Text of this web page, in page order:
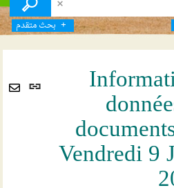
بحث متقدم
رابط
ثابت
Vendredi 9